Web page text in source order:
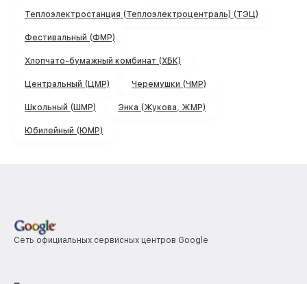
Теплоэлектростанция (Теплоэлектроцентраль) (ТЭЦ)
Фестивальный (ФМР)
Хлопчато-бумажный комбинат (ХБК)
Центральный (ЦМР) Черемушки (ЧМР)
Школьный (ШМР) Энка (Жукова, ЖМР)
Юбилейный (ЮМР)
Сеть официальных сервисных центров Google